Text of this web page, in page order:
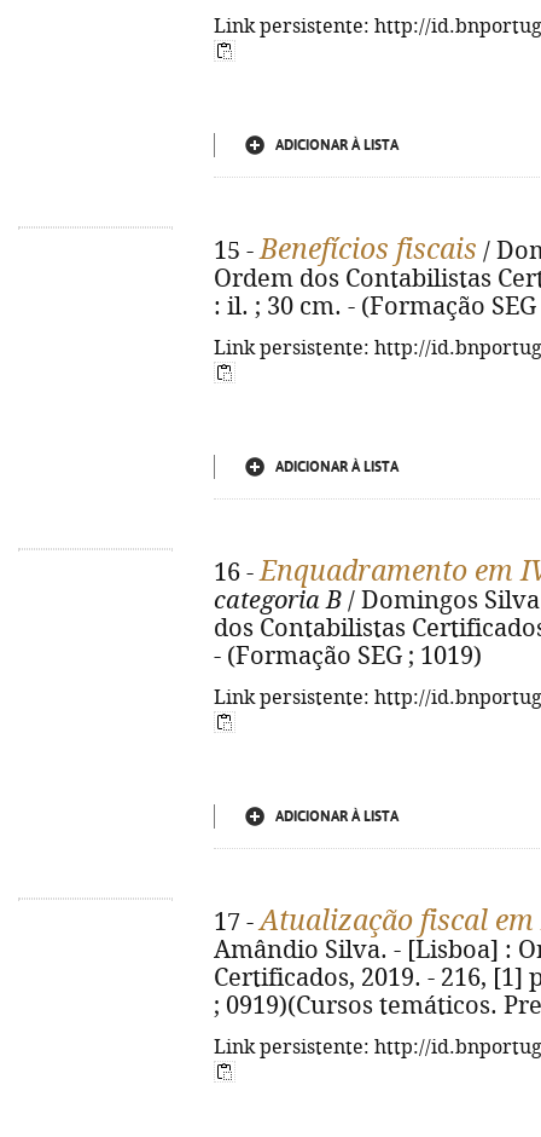
Link persistente: http://
ADICIONAR À LISTA
15 -Benefícios fiscais /
Ordem dos Contabilistas
: il. ; 30 cm. - (Formação SEG
Link persistente: http://
ADICIONAR À LISTA
16 -Enquadramento em
categoria B / Domingos
dos Contabilistas
- (Formação SEG ; 1019)
Link persistente: http://
ADICIONAR À LISTA
17 -Atualização fiscal em
Amândio Silva. - [Lisboa] :
Certificados, 2019. - 216, [1]
; 0919)(Cursos temáticos.
Link persistente: http://